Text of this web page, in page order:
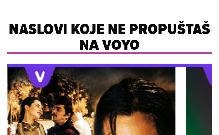
NASLOVI KOJE NE PROPUŠTAŠ
NA VOYO